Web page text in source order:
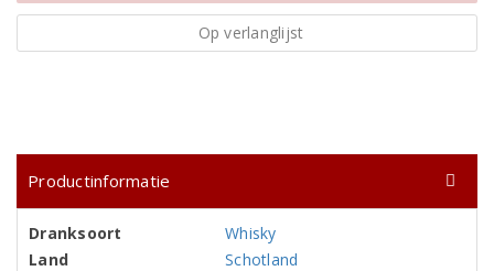
Op verlanglijst
Productinformatie
Dranksoort
Whisky
Land
Schotland